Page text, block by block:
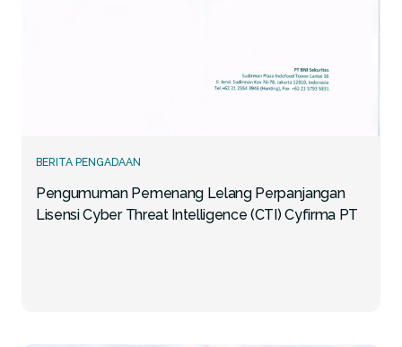
BERITA PENGADAAN
Pengumuman Pemenang Lelang Perpanjangan
Lisensi Cyber Threat Intelligence (CTI) Cyfirma PT